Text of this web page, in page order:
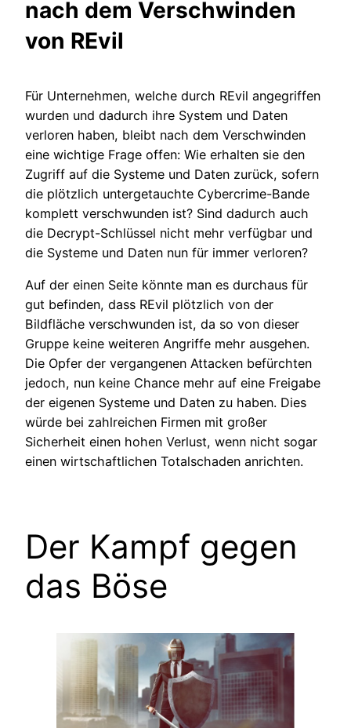
nach dem Verschwinden
von REvil
Für Unternehmen, welche durch REvil angegriffen
wurden und dadurch ihre System und Daten
verloren haben, bleibt nach dem Verschwinden
eine wichtige Frage offen: Wie erhalten sie den
Zugriff auf die Systeme und Daten zurück, sofern
die plötzlich untergetauchte Cybercrime-Bande
komplett verschwunden ist? Sind dadurch auch
die Decrypt-Schlüssel nicht mehr verfügbar und
die Systeme und Daten nun für immer verloren?
Auf der einen Seite könnte man es durchaus für
gut befinden, dass REvil plötzlich von der
Bildfläche verschwunden ist, da so von dieser
Gruppe keine weiteren Angriffe mehr ausgehen.
Die Opfer der vergangenen Attacken befürchten
jedoch, nun keine Chance mehr auf eine Freigabe
der eigenen Systeme und Daten zu haben. Dies
würde bei zahlreichen Firmen mit großer
Sicherheit einen hohen Verlust, wenn nicht sogar
einen wirtschaftlichen Totalschaden anrichten.
Der Kampf gegen
das Böse